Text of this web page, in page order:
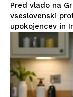
Pred vlado na
vseslovenski
upokojencev in